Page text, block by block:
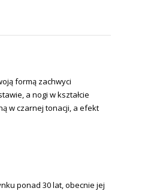
formą zachwyci
a nogi w kształcie
w czarnej tonacji, a efekt
ponad 30 lat, obecnie jej